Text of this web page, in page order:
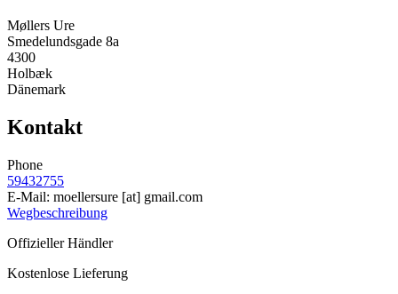
Møllers Ure
Smedelundsgade 8a
4300
Holbæk
Dänemark
Kontakt
Phone
59432755
E-Mail: moellersure [at] gmail.com
Wegbeschreibung
Offizieller Händler
Kostenlose Lieferung